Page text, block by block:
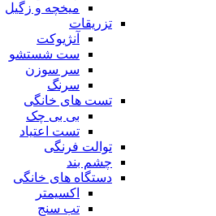
میخچه و زگیل
تزریقات
آنژیوکت
ست شستشو
سر سوزن
سرنگ
تست های خانگی
بی بی چک
تست اعتیاد
توالت فرنگی
چشم بند
دستگاه های خانگی
اکسیمتر
تب سنج